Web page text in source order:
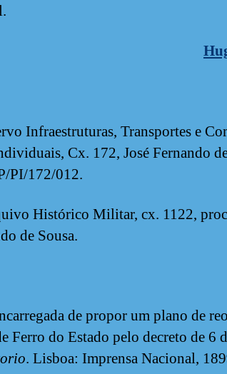
Infraestruturas, Transportes e
Cx. 172, José Fernando
PI/172/012.
Histórico Militar, cx. 1122,
de Sousa.
de propor um plano de
Ferro do Estado pelo decreto de 6
. Lisboa: Imprensa Nacional,